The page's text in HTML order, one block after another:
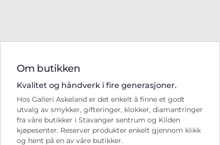
Om butikken
Kvalitet og håndverk i fire generasjoner.
Hos Galleri Askeland er det enkelt å finne et godt
utvalg av smykker, gifteringer, klokker, diamantringer
fra våre butikker i Stavanger sentrum og Kilden
kjøpesenter. Reserver produkter enkelt gjennom klikk
og hent på en av våre butikker.